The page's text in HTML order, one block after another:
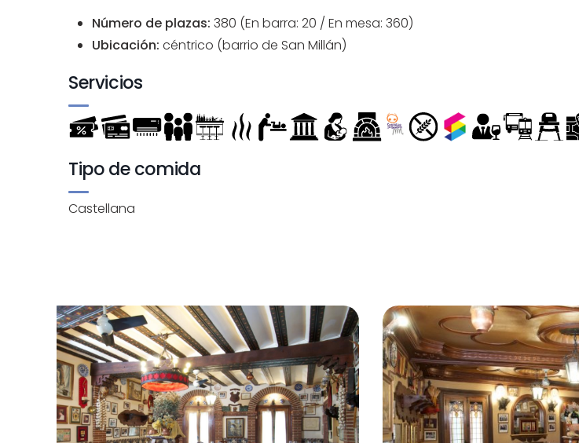
Número de plazas: 380 (En barra: 20 / En mesa: 360)
Ubicación: céntrico (barrio de San Millán)
Servicios
Tipo de comida
Castellana